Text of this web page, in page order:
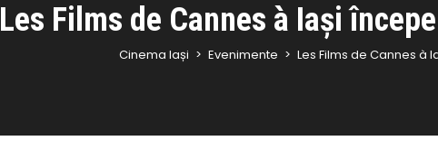
Les Films de Cannes à Iași
Cinema Iași > Evenimente > Les Films de Cannes à